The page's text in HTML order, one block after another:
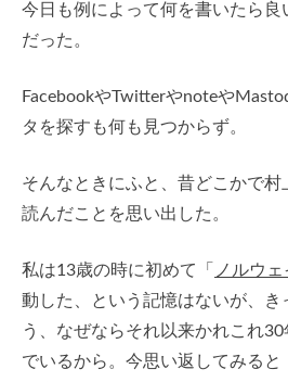
今日も例によって何を書いたら良
だった。
FacebookやTwitterやnoteや
タを探すも何も見つからず。
そんなときにふと、昔どこかで
読んだことを思い出した。
私は13歳の時に初めて「 ノルウ
動した、という記憶はないが、き
う、なぜならそれ以来かれこれ
でいるから。今思い返してみる